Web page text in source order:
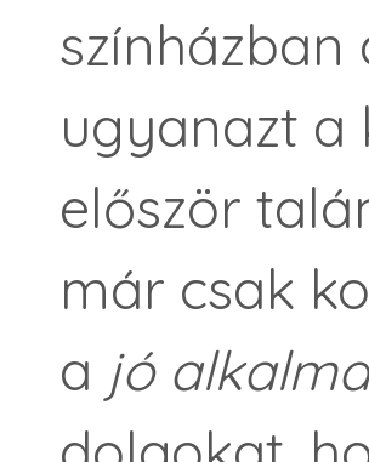
színházban
ugyanazt a
először
már csak
a jó